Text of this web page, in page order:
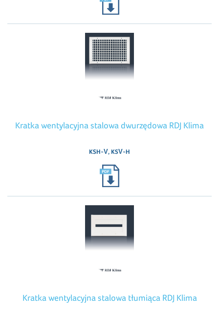
Kratka wentylacyjna stalowa dwurzędowa RDJ Klima
KSH-V, KSV-H
Kratka wentylacyjna stalowa tłumiąca RDJ Klima